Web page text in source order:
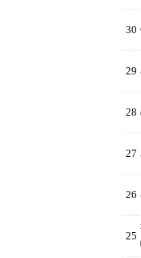
30
29
28
27
26
25